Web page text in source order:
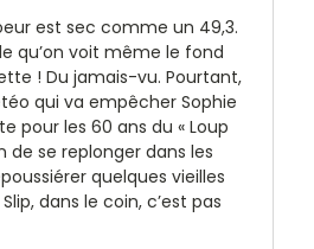
est sec comme un 49,3.
qu’on voit même le fond
! Du jamais-vu. Pourtant,
qui va empêcher Sophie
pour les 60 ans du « Loup
de se replonger dans les
quelques vieilles
dans le coin, c’est pas